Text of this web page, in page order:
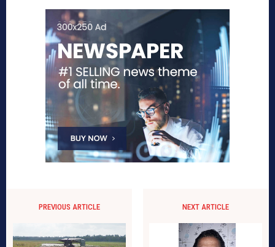
PREVIOUS ARTICLE NEXT ARTICLE